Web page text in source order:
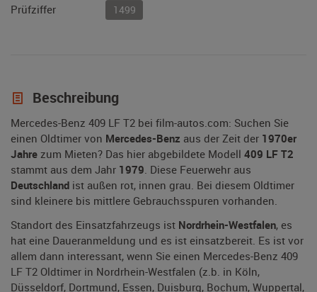
Prüfziffer
1499
Beschreibung
Mercedes-Benz 409 LF T2 bei film-autos.com: Suchen Sie
einen Oldtimer von Mercedes-Benz aus der Zeit der 1970er
Jahre zum Mieten? Das hier abgebildete Modell 409 LF T2
stammt aus dem Jahr 1979. Diese Feuerwehr aus
Deutschland ist außen rot, innen grau. Bei diesem Oldtimer
sind kleinere bis mittlere Gebrauchsspuren vorhanden.
Standort des Einsatzfahrzeugs ist Nordrhein-Westfalen, es
hat eine Daueranmeldung und es ist einsatzbereit. Es ist vor
allem dann interessant, wenn Sie einen Mercedes-Benz 409
LF T2 Oldtimer in Nordrhein-Westfalen (z.b. in Köln,
Düsseldorf, Dortmund, Essen, Duisburg, Bochum, Wuppertal,